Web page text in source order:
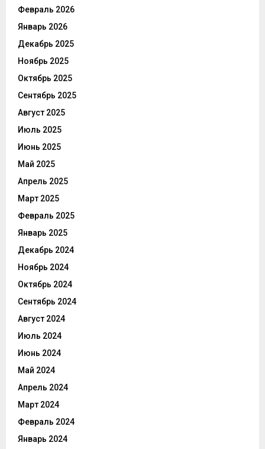
Февраль 2026
Январь 2026
Декабрь 2025
Ноябрь 2025
Октябрь 2025
Сентябрь 2025
Август 2025
Июль 2025
Июнь 2025
Май 2025
Апрель 2025
Март 2025
Февраль 2025
Январь 2025
Декабрь 2024
Ноябрь 2024
Октябрь 2024
Сентябрь 2024
Август 2024
Июль 2024
Июнь 2024
Май 2024
Апрель 2024
Март 2024
Февраль 2024
Январь 2024